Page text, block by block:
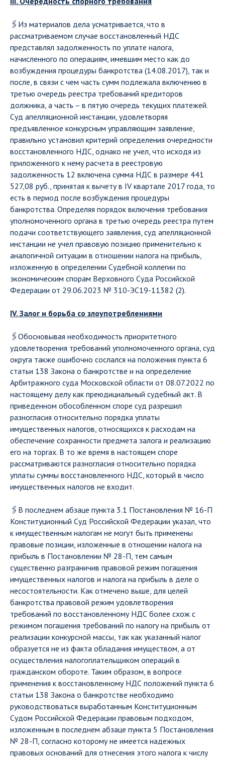
🖇Из материалов дела усматривается, что в
рассматриваемом случае восстановленный НДС
представлял задолженность по уплате налога,
начисленного по операциям, имевшим место как до
возбуждения процедуры банкротства (14.08.2017), так и
после, в связи с чем часть сумм подлежала включению в
третью очередь реестра требований кредиторов
должника, а часть – в пятую очередь текущих платежей.
Суд апелляционной инстанции, удовлетворяя
предъявленное конкурсным управляющим заявление,
правильно установил критерий определения очередности
восстановленного НДС, однако не учел, что исходя из
приложенного к нему расчета в реестровую
задолженность 12 включена сумма НДС в размере 441
527,08 руб., принятая к вычету в IV квартале 2017 года, то
есть в период после возбуждения процедуры
банкротства. Определяя порядок включения требования
уполномоченного органа в третью очередь реестра путем
подачи соответствующего заявления, суд апелляционной
инстанции не учел правовую позицию применительно к
аналогичной ситуации в отношении налога на прибыль,
изложенную в определении Судебной коллегии по
экономическим спорам Верховного Суда Российской
Федерации от 29.06.2023 № 310-ЭС19-11382 (2).
IV. Залог и борьба со злоупотреблениями
🖇Обосновывая необходимость приоритетного
удовлетворения требований уполномоченного органа, суд
округа также ошибочно сослался на положения пункта 6
статьи 138 Закона о банкротстве и на определение
Арбитражного суда Московской области от 08.07.2022 по
настоящему делу как преюдициальный судебный акт. В
приведенном обособленном споре суд разрешил
разногласия относительно порядка уплаты
имущественных налогов, относящихся к расходам на
обеспечение сохранности предмета залога и реализацию
его на торгах. В то же время в настоящем споре
рассматриваются разногласия относительно порядка
уплаты суммы восстановленного НДС, который в число
имущественных налогов не входит.
🖇В последнем абзаце пункта 3.1 Постановления № 16-П
Конституционный Суд Российской Федерации указал, что
к имущественным налогам не могут быть применены
правовые позиции, изложенные в отношении налога на
прибыль в Постановлении № 28-П, тем самым
существенно разграничив правовой режим погашения
имущественных налогов и налога на прибыль в деле о
несостоятельности. Как отмечено выше, для целей
банкротства правовой режим удовлетворения
требований по восстановленному НДС более схож с
режимом погашения требований по налогу на прибыль от
реализации конкурсной массы, так как указанный налог
образуется не из факта обладания имуществом, а от
осуществления налогоплательщиком операций в
гражданском обороте. Таким образом, в вопросе
применения к восстановленному НДС положений пункта 6
статьи 138 Закона о банкротстве необходимо
руководствоваться выработанным Конституционным
Судом Российской Федерации правовым подходом,
изложенным в последнем абзаце пункта 5 Постановления
№ 28-П, согласно которому не имеется надежных
правовых оснований для отнесения этого налога к числу